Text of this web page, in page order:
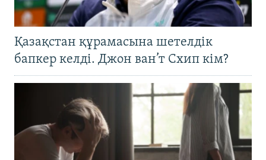
Қазақстан құрамасына шетелдік
бапкер келді. Джон ван’т Схип кім?